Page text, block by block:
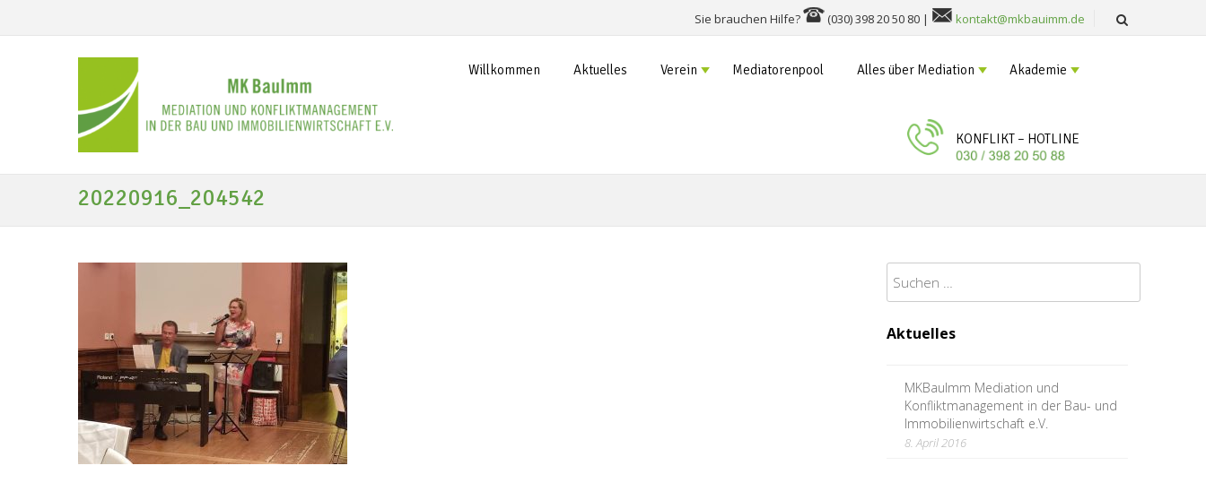
Sie brauchen Hilfe? (030) 398 20 50 80 | kontakt@mkbauimm.de
Willkommen Aktuelles Verein Mediatorenpool Alles über Mediation Akademie
KONFLIKT – HOTLINE
20220916_204542
Suchen
nach:
Aktuelles
MKBauImm Mediation und
Konfliktmanagement in der Bau- und
Immobilienwirtschaft e.V.
8. April 2016